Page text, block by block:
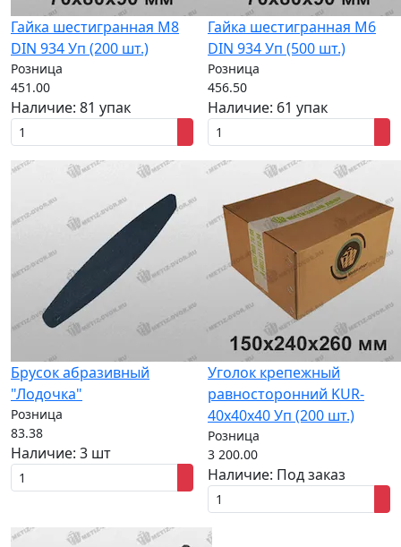
Гайка шестигранная M8
DIN 934 Уп (200 шт.)
Розница
451.00
Наличие: 81 упак
Гайка шестигранная M6
DIN 934 Уп (500 шт.)
Розница
456.50
Наличие: 61 упак
Брусок абразивный
"Лодочка"
Розница
83.38
Наличие: 3 шт
Уголок крепежный
равносторонний KUR-
40х40х40 Уп (200 шт.)
Розница
3 200.00
Наличие: Под заказ